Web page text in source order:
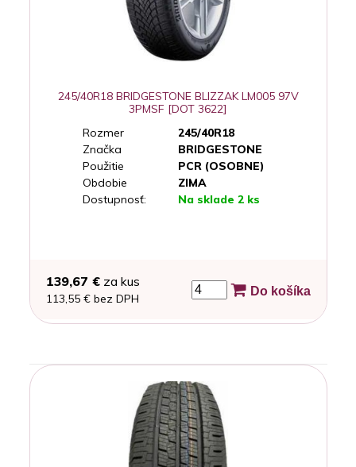
245/40R18 BRIDGESTONE BLIZZAK LM005 97V
3PMSF [DOT 3622]
Rozmer
245/40R18
Značka
BRIDGESTONE
Použitie
PCR (OSOBNE)
Obdobie
ZIMA
Dostupnosť:
Na sklade 2 ks
139,67 €za kus
113,55 € bez DPH
Do košíka